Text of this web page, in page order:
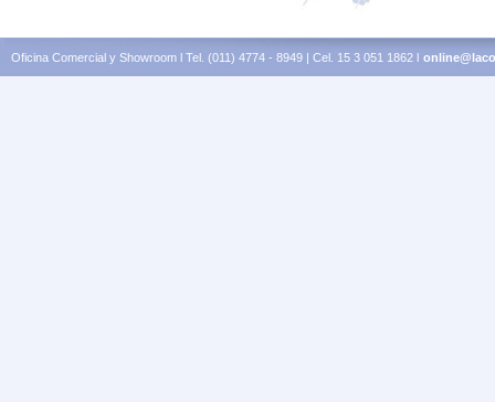
Oficina Comercial y Showroom l Tel. (011) 4774 - 8949 | Cel. 15 3 051 1862 l